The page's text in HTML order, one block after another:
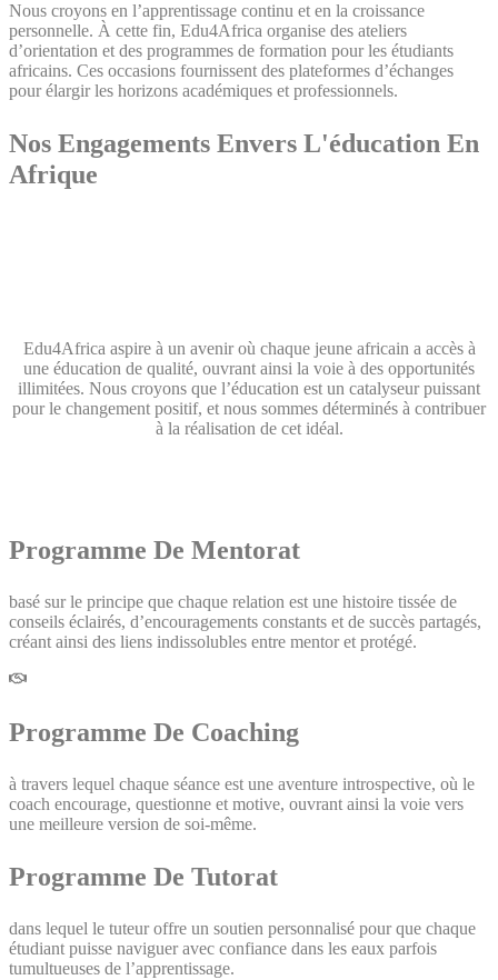
Nous croyons en l’apprentissage continu et en la croissance
personnelle. À cette fin, Edu4Africa organise des ateliers
d’orientation et des programmes de formation pour les étudiants
africains. Ces occasions fournissent des plateformes d’échanges
pour élargir les horizons académiques et professionnels.
Nos Engagements Envers L'éducation En
Afrique
Edu4Africa aspire à un avenir où chaque jeune africain a accès à
une éducation de qualité, ouvrant ainsi la voie à des opportunités
illimitées. Nous croyons que l’éducation est un catalyseur puissant
pour le changement positif, et nous sommes déterminés à contribuer
à la réalisation de cet idéal.
Programme De Mentorat
basé sur le principe que chaque relation est une histoire tissée de
conseils éclairés, d’encouragements constants et de succès partagés,
créant ainsi des liens indissolubles entre mentor et protégé.
Programme De Coaching
à travers lequel chaque séance est une aventure introspective, où le
coach encourage, questionne et motive, ouvrant ainsi la voie vers
une meilleure version de soi-même.
Programme De Tutorat
dans lequel le tuteur offre un soutien personnalisé pour que chaque
étudiant puisse naviguer avec confiance dans les eaux parfois
tumultueuses de l’apprentissage.